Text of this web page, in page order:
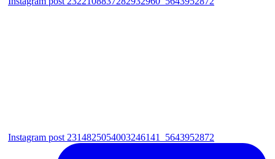
Instagram post 2314825054003246141_5643952872